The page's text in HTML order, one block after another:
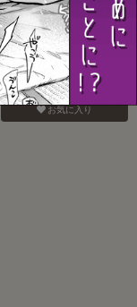
ベガスの夜に跳ぶ兎
お気に入り